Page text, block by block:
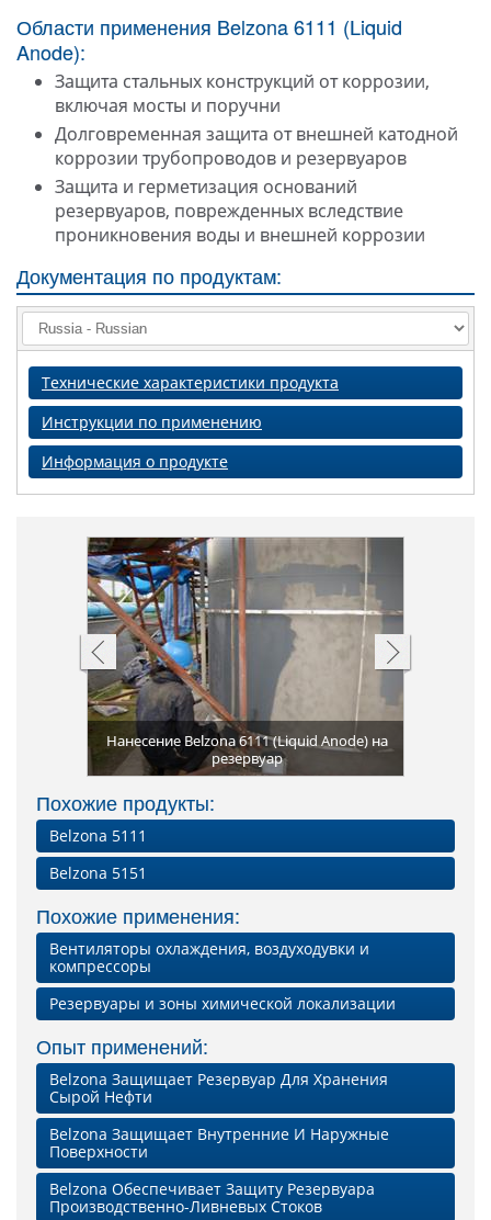
Области применения Belzona 6111 (Liquid
Anode):
Защита стальных конструкций от коррозии,
включая мосты и поручни
Долговременная защита от внешней катодной
коррозии трубопроводов и резервуаров
Защита и герметизация оснований
резервуаров, поврежденных вследствие
проникновения воды и внешней коррозии
Документация по продуктам:
Технические характеристики продукта
Инструкции по применению
Информация о продукте
Нанесение Belzona 6111 (Liquid Anode) на
резервуар
Похожие продукты:
Belzona 5111
Belzona 5151
Похожие применения:
Вентиляторы охлаждения, воздуходувки и
компрессоры
Резервуары и зоны химической локализации
Опыт применений:
Belzona Защищает Резервуар Для Хранения
Сырой Нефти
Belzona Защищает Внутренние И Наружные
Поверхности
Belzona Обеспечивает Защиту Резервуара
Производственно-Ливневых Стоков